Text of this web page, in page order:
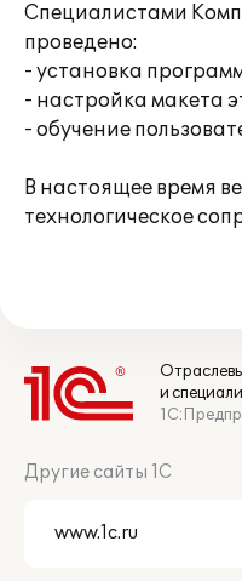
Специалистами
проведено:
- установка
- настройка макета
- обучение
В настоящее время
технологическое
и
Другие сайты 1С